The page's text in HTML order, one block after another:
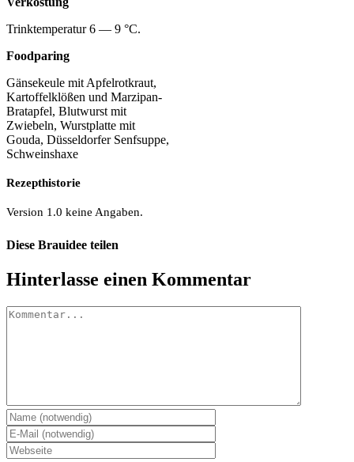
Trinktemperatur 6 — 9 °C.
Foodparing
Gänsekeule mit Apfelrotkraut,
Kartoffelklößen und Marzipan-
Bratapfel, Blutwurst mit
Zwiebeln, Wurstplatte mit
Gouda, Düsseldorfer Senfsuppe,
Schweinshaxe
Rezepthistorie
Version 1.0 keine Angaben.
Diese Brauidee teilen
Facebook
X
Pinterest
E-
Mail
Hinterlasse einen Kommentar
Kommentar